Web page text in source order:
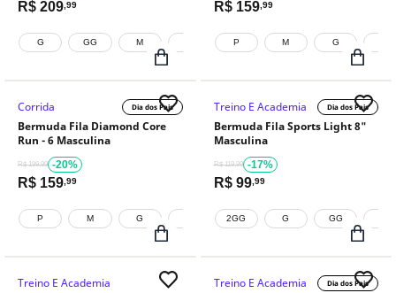
R$ 209 ,99
G GG M PP
R$ 159,99
P M G
Corrida Dia dos Pais
Bermuda Fila Diamond Core
Run - 6 Masculina
R$ 199,99 -20%
R$ 159 ,99
P M G
Treino E Academia Dia dos Pais
Bermuda Fila Sports Light 8"
Masculina
R$ 119,99 -17%
R$ 99,99
2GG G GG
Treino E Academia
Treino E Academia Dia dos Pais